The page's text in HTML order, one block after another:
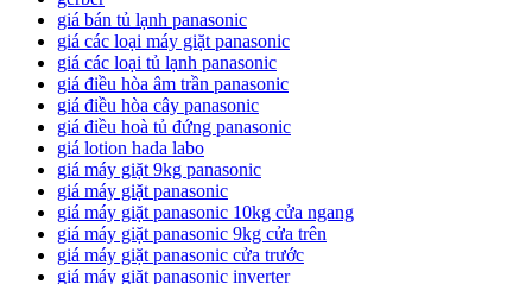
giá bán tủ lạnh panasonic
giá các loại máy giặt panasonic
giá các loại tủ lạnh panasonic
giá điều hòa âm trần panasonic
giá điều hòa cây panasonic
giá điều hoà tủ đứng panasonic
giá lotion hada labo
giá máy giặt 9kg panasonic
giá máy giặt panasonic
giá máy giặt panasonic 10kg cửa ngang
giá máy giặt panasonic 9kg cửa trên
giá máy giặt panasonic cửa trước
giá máy giặt panasonic inverter